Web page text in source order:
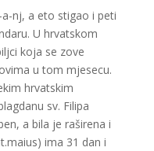
nj, a eto stigao i peti
U hrvatskom
koja se zove
u tom mjesecu.
hrvatskim
sv. Filipa
a bila je raširena i
ima 31 dan i